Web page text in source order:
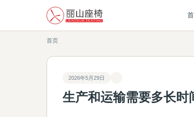
首页
2026年5月29日
生产和运输需要多长时